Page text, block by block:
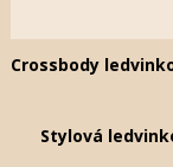
Crossbody
Stylová